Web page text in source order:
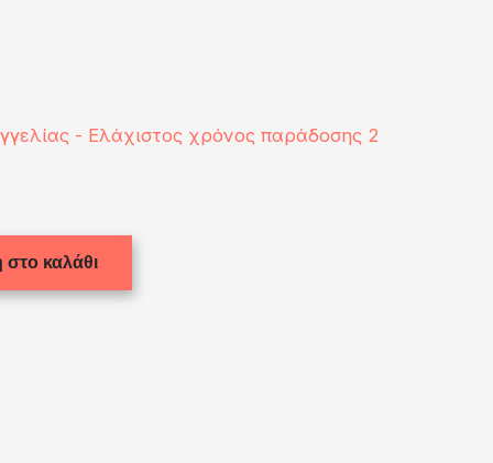
- Ελάχιστος χρόνος παράδοσης 2
καλάθι